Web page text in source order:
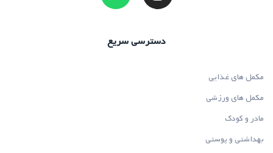
دسترسی سریع
مکمل های غذایی
مکمل های ورزشی
مادر و کودک
بهداشتی و پوستی